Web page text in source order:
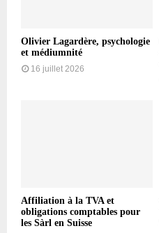
Olivier Lagardère, psychologie
et médiumnité
16 juillet 2026
Affiliation à la TVA et
obligations comptables pour
les Sàrl en Suisse